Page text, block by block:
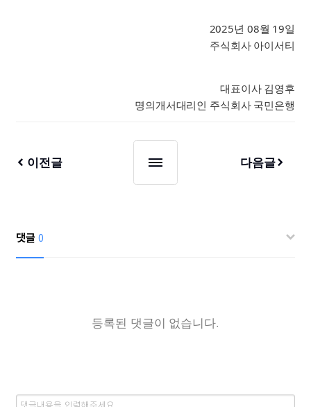
2025년 08월 19일
주식회사 아이서티
대표이사 김영후
명의개서대리인 주식회사 국민은행
이전글 다음글
댓글 0
등록된 댓글이 없습니다.